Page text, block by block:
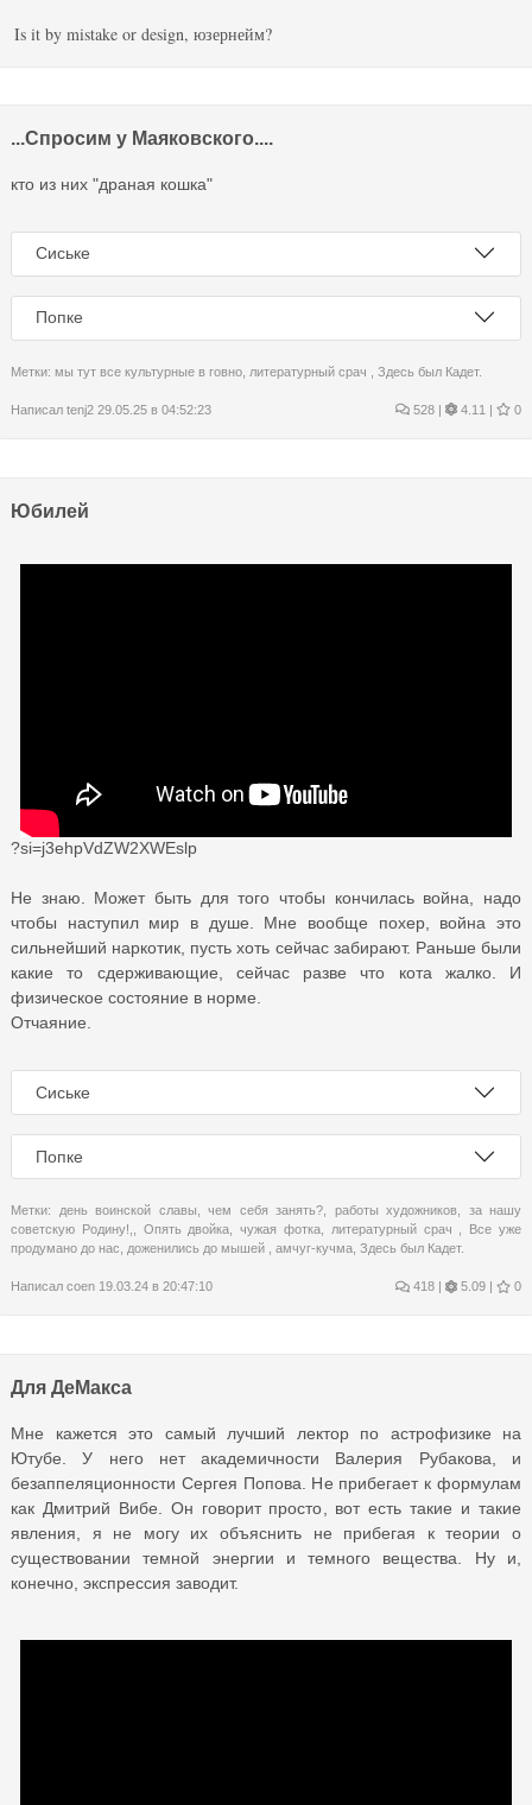
Is it by mistake or design, юзернейм?
...Спросим у Мaяковского....
кто из них "дрaнaя кошкa"
Сиське
Попке
Метки: мы тут все культурные в говно литературный срач Здесь был Кадет.
Написал tenj2 29.05.25 в 04:52:23 528 | 4.11 | 0
Юбилей
?si=j3ehpVdZW2XWEslp
Не знаю. Может быть для того чтобы кончилась война, надо
чтобы наступил мир в душе. Мне вообще похер, война это
сильнейший наркотик, пусть хоть сейчас забирают. Раньше были
какие то сдерживающие, сейчас разве что кота жалко. И
физическое состояние в норме.
Отчаяние.
Сиське
Попке
Метки: день воинской славы, чем себя занять?, работы художников, за нашу
советскую Родину!,, Опять двойка,чужая фотка, литературный срач ,
Все уже
продумано до нас, доженились до мышей , амчуг-кучма, Здесь был Кадет.
Написал coen 19.03.24 в 20:47:10 418 5.09 | 0
Для ДеМакса
Мне кажется это самый лучший лектор по астрофизике на
Ютубе. У него нет академичности Валерия Рубакова, и
безаппеляционности Сергея Попова. Не прибегает к формулам
как Дмитрий Вибе. Он говорит просто, вот есть такие и такие
явления, я не могу их объяснить не прибегая к теории о
существовании темной энергии и темного вещества. Ну и,
конечно, экспрессия заводит.